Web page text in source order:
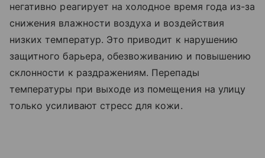
негативно реагирует на холодное время года из-за
снижения влажности воздуха и воздействия
низких температур. Это приводит к нарушению
защитного барьера, обезвоживанию и повышению
склонности к раздражениям. Перепады
температуры при выходе из помещения на улицу
только усиливают стресс для кожи.